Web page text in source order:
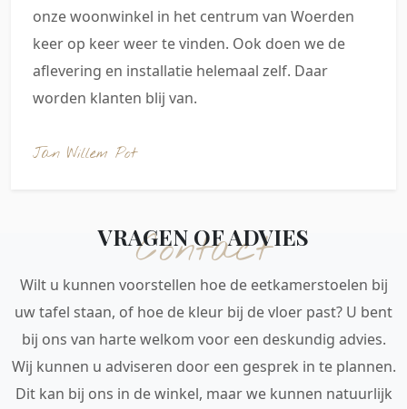
onze woonwinkel in het centrum van Woerden
keer op keer weer te vinden. Ook doen we de
aflevering en installatie helemaal zelf. Daar
worden klanten blij van.
Jan Willem Pot
Contact
VRAGEN OF ADVIES
Wilt u kunnen voorstellen hoe de eetkamerstoelen bij
uw tafel staan, of hoe de kleur bij de vloer past? U bent
bij ons van harte welkom voor een deskundig advies.
Wij kunnen u adviseren door een gesprek in te plannen.
Dit kan bij ons in de winkel, maar we kunnen natuurlijk